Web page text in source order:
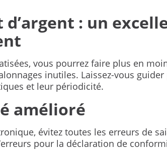
d’argent : un
vous pourrez faire plus en
inutiles. Laissez-vous
et leur périodicité.
amélioré
évitez toutes les erreurs de
pour la déclaration de